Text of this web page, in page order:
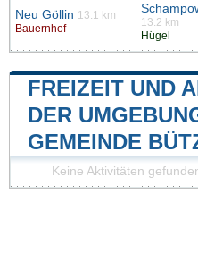
Neu Göllin 13.1 km
Bauernhof
13.2 km
Hügel
FREIZEIT UND
DER
GEMEINDE
Keine Aktivitäten